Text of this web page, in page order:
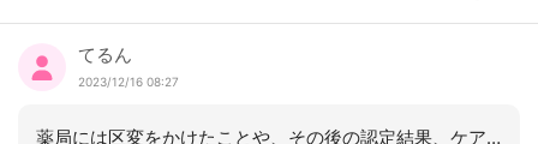
てるん
2023/12/16 08:27
薬局には区変をかけたことや、その後の認定結果、ケアプランを送付していますので、請